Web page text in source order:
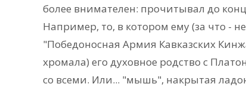
более внимателен: прочитывал до
Например, то, в котором ему (за что -
"Победоносная Армия Кавказских
хромала) его духовное родство с
со всеми. Или... "мышь", накрытая